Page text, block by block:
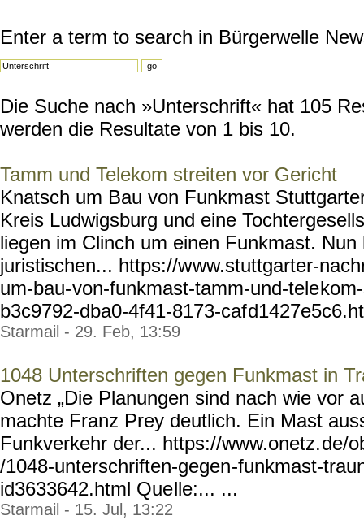
Enter a term to search in Bürgerwelle
Die Suche nach »Unterschrift« hat 105
werden die Resultate von 1 bis 10.
Tamm und Telekom streiten vor Gericht
Knatsch um Bau von Funkmast
Kreis Ludwigsburg und eine
liegen im Clinch um einen Funkmast.
juristischen... https://www.stuttgarter-
um-bau-von-funkmast-tamm-und-tele
b3c9792-dba0-4f41-8173-caf
Starmail - 29. Feb, 13:59
1048 Unterschriften gegen Funkmast in
Onetz „Die Planungen sind nach wie vor
machte Franz Prey deutlich. Ein Mast
Funkverkehr der... https://www.onetz.de/
/1048-unterschriften-gegen-funkmast-
id3633642.html Quelle:... ...
Starmail - 15. Jul, 13:22